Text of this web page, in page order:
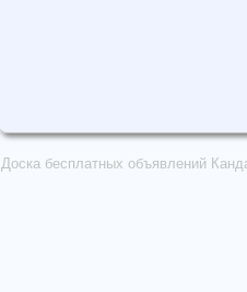
Доска бесплатных объявлений